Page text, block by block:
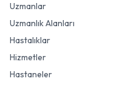
Uzmanlar
Uzmanlık Alanları
Hastalıklar
Hizmetler
Hastaneler